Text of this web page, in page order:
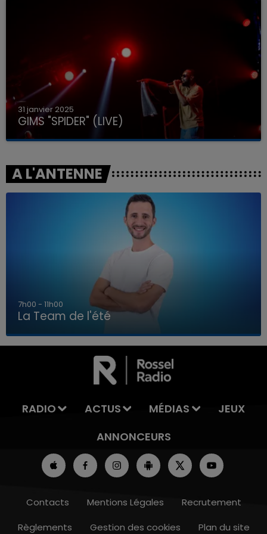
LA TEAM DE L'ÉTÉ
31 janvier 2025
GIMS "SPIDER" (LIVE)
A L'ANTENNE
7h00 - 11h00
La Team de l'été
RADIO ACTUS MÉDIAS
JEUX
ANNONCEURS
Contacts Mentions Légales
Recrutement
Règlements
Gestion des cookies Plan du site